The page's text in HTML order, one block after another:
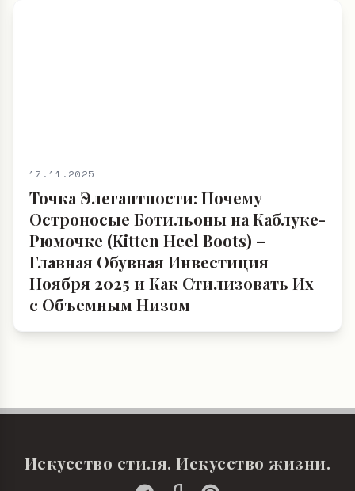
17.11.2025
Точка Элегантности: Почему
Остроносые Ботильоны на Каблуке-
Рюмочке (Kitten Heel Boots) –
Главная Обувная Инвестиция
Ноября 2025 и Как Стилизовать Их
с Объемным Низом
Искусство стиля. Искусство жизни.